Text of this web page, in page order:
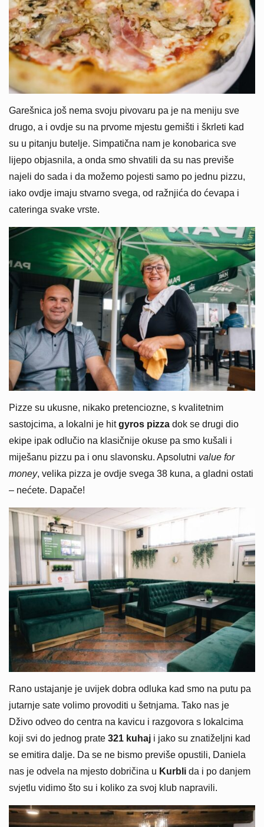
Garešnica još nema svoju pivovaru pa je na meniju sve
drugo, a i ovdje su na prvome mjestu gemišti i škrleti kad
su u pitanju butelje. Simpatična nam je konobarica sve
lijepo objasnila, a onda smo shvatili da su nas previše
najeli do sada i da možemo pojesti samo po jednu pizzu,
iako ovdje imaju stvarno svega, od ražnjića do ćevapa i
cateringa svake vrste.
Pizze su ukusne, nikako pretenciozne, s kvalitetnim
sastojcima, a lokalni je hitgyros pizza dok se drugi dio
ekipe ipak odlučio na klasičnije okuse pa smo kušali i
miješanu pizzu pa i onu slavonsku. Apsolutni value for
money, velika pizza je ovdje svega 38 kuna, a gladni ostati
– nećete. Dapače!
Rano ustajanje je uvijek dobra odluka kad smo na putu pa
jutarnje sate volimo provoditi u šetnjama. Tako nas je
Dživo odveo do centra na kavicu i razgovora s lokalcima
koji svi do jednog prate 321 kuhaj i jako su znatiželjni kad
se emitira dalje. Da se ne bismo previše opustili, Daniela
nas je odvela na mjesto dobričina u Kurbli da i po danjem
svjetlu vidimo što su i koliko za svoj klub napravili.